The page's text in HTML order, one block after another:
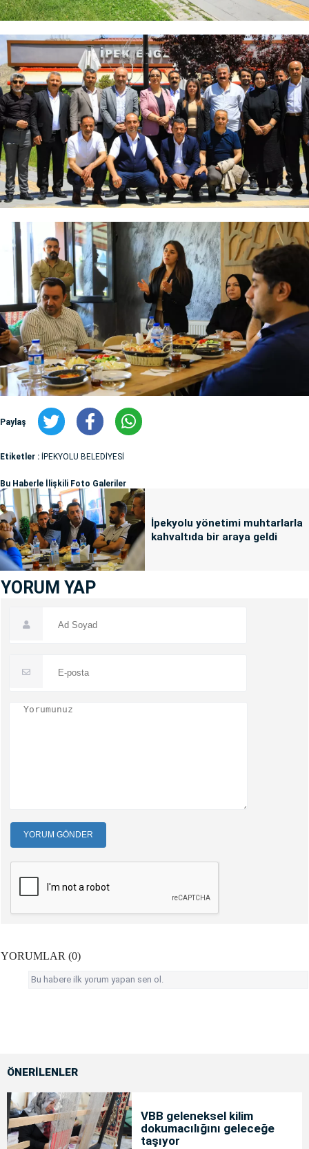
Paylaş
Etiketler : İPEKYOLU BELEDİYESİ
Bu Haberle İlişkili Foto Galeriler
İpekyolu yönetimi muhtarlarla
kahvaltıda bir araya geldi
YORUM YAP
YORUM GÖNDER
YORUMLAR (0)
Bu habere ilk yorum yapan sen ol.
ÖNERİLENLER
VBB geleneksel kilim
dokumacılığını geleceğe
taşıyor